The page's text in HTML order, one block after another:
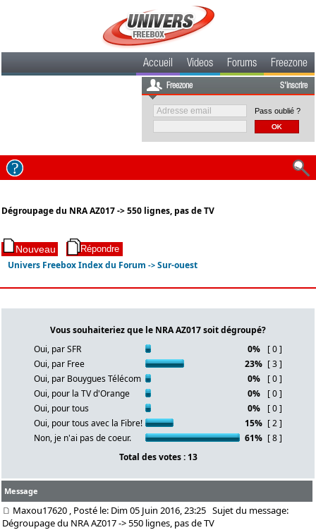
Accueil Videos Forums Freezone
Freezone S'inscrire
Pass oublié ?
Dégroupage du NRA AZ017 -> 550 lignes, pas de TV
Univers Freebox Index du Forum ->Sur-ouest
Vous souhaiteriez que le NRA AZ017 soit dégroupé?
Oui, par SFR
0%
[ 0 ]
Oui, par Free
23% [ 3 ]
Oui, par Bouygues Télécom
0%
[ 0 ]
Oui, pour la TV d'Orange
0%
[ 0 ]
Oui, pour tous
0%
[ 0 ]
Oui, pour tous avec la Fibre!
15% [ 2 ]
Non, je n'ai pas de coeur.
61% [ 8 ]
Total des votes : 13
Message
Maxou17620 , Posté le: Dim 05 Juin 2016, 23:25 Sujet du message:
Dégroupage du NRA AZ017 -> 550 lignes, pas de TV